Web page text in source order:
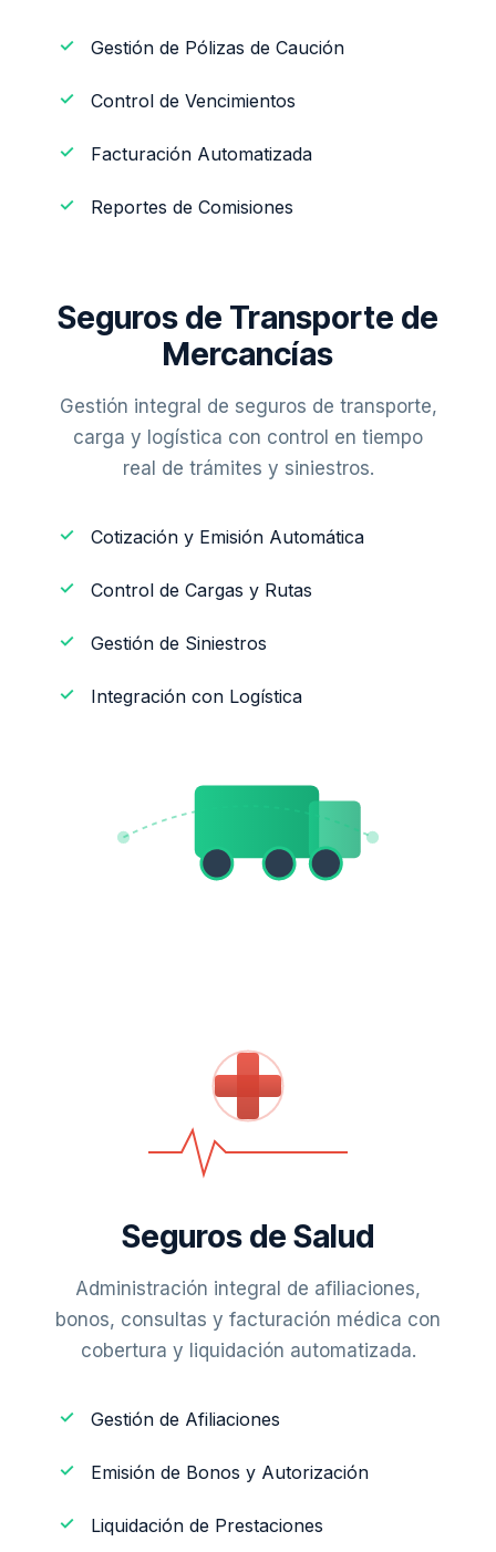
Gestión de Pólizas de Caución
Control de Vencimientos
Facturación Automatizada
Reportes de Comisiones
Seguros de Transporte de
Mercancías
Gestión integral de seguros de transporte,
carga y logística con control en tiempo
real de trámites y siniestros.
Cotización y Emisión Automática
Control de Cargas y Rutas
Gestión de Siniestros
Integración con Logística
Seguros de Salud
Administración integral de afiliaciones,
bonos, consultas y facturación médica con
cobertura y liquidación automatizada.
Gestión de Afiliaciones
Emisión de Bonos y Autorización
Liquidación de Prestaciones